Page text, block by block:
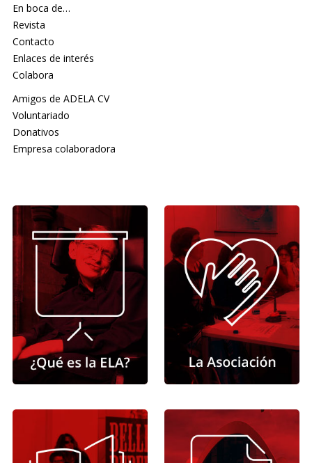
En boca de…
Revista
Contacto
Enlaces de interés
Colabora
Amigos de ADELA CV
Voluntariado
Donativos
Empresa colaboradora